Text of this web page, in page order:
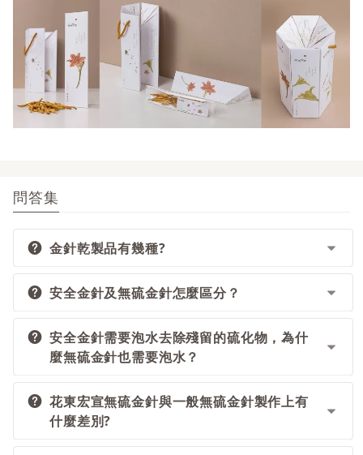
問答集
金針乾製品有幾種?
目前市面上合格的台灣金針乾製品分為二種：安全
金針及無硫金針。
安全金針及無硫金針怎麼區分？
無硫金針採收後，直接以風乾技術乾燥處理，不含
任何添加物，完全無硫，等級最佳；安全金針以浸
漬或燻製硫化物，再加工乾燥而製成之乾金針，其
過程嚴謹且符合衛生，含硫量更是確保在安全標準
以內，等級次之。
安全金針需要泡水去除殘留的硫化物，為什
麼無硫金針也需要泡水？
不論是安全金針或無硫金針最後的製作程序均是採
風乾技術，因此，無硫金針泡水是為了讓乾金針還
原成金針鮮蕾，而且泡過的湯水還能直接當茶飲
花東宏宣無硫金針與一般無硫金針製作上有
什麼差別?